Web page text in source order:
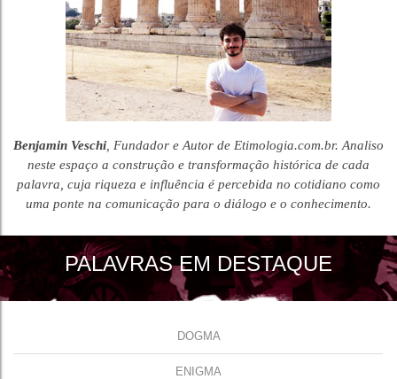
Benjamin Veschi , Fundador e Autor de Etimologia.com.br. Analiso
neste espaço a construção e transformação histórica de cada
palavra, cuja riqueza e influência é percebida no cotidiano como
uma ponte na comunicação para o diálogo e o conhecimento.
PALAVRAS EM DESTAQUE
DOGMA
ENIGMA